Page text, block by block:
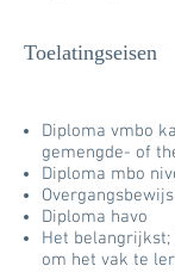
Toelatingseisen
Diploma vmbo
gemengde- of
Diploma mbo
Diploma havo
Het
om het vak te